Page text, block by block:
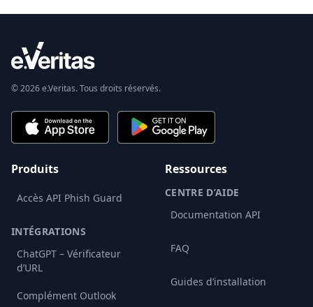
© 2026 e.Veritas. Tous droits réservés.
Produits
Accès API Phish Guard
INTÉGRATIONS
ChatGPT – Vérificateur
d’URL
Complément Outlook
Ressources
CENTRE D’AIDE
Documentation API
FAQ
Guides d’installation